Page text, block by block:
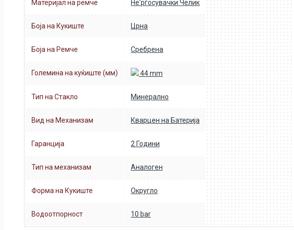
Материјал на ремче Не'рѓосувачки Челик
Боја на Кукиште Црна
Боја на Ремче Сребрена
Големина на куќиште (мм) 44 mm
Тип на Стакло Минерално
Вид на Механизам Кварцен на Батерија
Гаранција 2 Години
Тип на механизам Аналоген
Форма на Кукиште Округло
Водоотпорност 10 bar